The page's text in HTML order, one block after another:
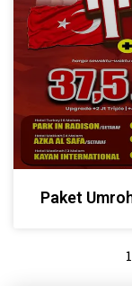
Paket
1